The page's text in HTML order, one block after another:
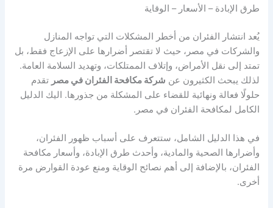
طرق الإبادة – الأسعار – الوقاية
يُعد انتشار الفئران من أخطر المشكلات التي تواجه المنازل
والشركات في مصر، حيث لا تقتصر أضرارها على الإزعاج فقط، بل
تمتد إلى نقل الأمراض، وإتلاف الممتلكات، وتهديد السلامة العامة.
لذلك يبحث الكثيرون عن شركة مكافحة الفئران في مصر تقدم
حلولًا فعالة ونهائية للقضاء على المشكلة من جذورها. اليك الدليل
الكامل لمكافحة الفئران في مصر.
في هذا الدليل الشامل، ستتعرف على أسباب ظهور الفئران،
وأضرارها الصحية والمادية، وأحدث طرق الإبادة، وأسعار مكافحة
الفئران، بالإضافة إلى أهم نصائح الوقاية ومنع عودة القوارض مرة
أخرى.